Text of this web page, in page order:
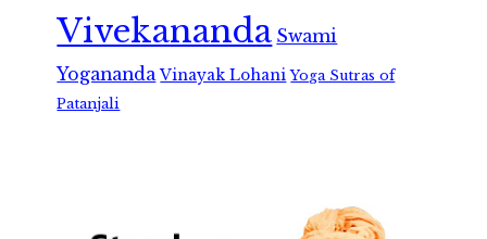
Vivekananda Swami
Yogananda Vinayak Lohani Yoga Sutras of
Patanjali